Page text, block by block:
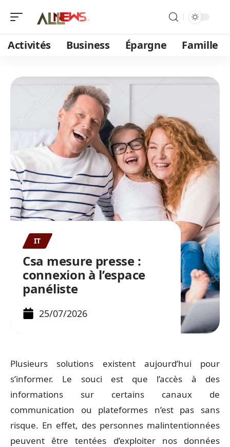
Activités Business Épargne Famille
IT
Csa mesure presse :
connexion à l’espace
panéliste
25/07/2026
Plusieurs solutions existent aujourd’hui pour
s’informer. Le souci est que l’accès à des
informations sur certains canaux de
communication ou plateformes n’est pas sans
risque. En effet, des personnes malintentionnées
peuvent être tentées d’exploiter nos données